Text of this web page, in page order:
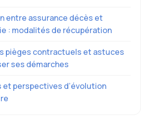
entre assurance décès et
: modalités de récupération
pièges contractuels et astuces
ses démarches
et perspectives d’évolution